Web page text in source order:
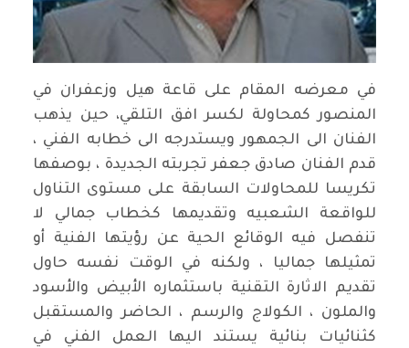
في معرضه المقام على قاعة هيل وزعفران في
المنصور كمحاولة لكسر افق التلقي، حين يذهب
الفنان الى الجمهور ويستدرجه الى خطابه الفني ،
قدم الفنان صادق جعفر تجربته الجديدة ، بوصفها
تكريسا للمحاولات السابقة على مستوى التناول
للواقعة الشعبيه وتقديمها كخطاب جمالي لا
تنفصل فيه الوقائع الحية عن رؤيتها الفنية أو
تمثيلها جماليا ، ولكنه في الوقت نفسه حاول
تقديم الاثارة التقنية باستثماره الأبيض والأسود
والملون ، الكولاج والرسم ، الحاضر والمستقبل
كثنائيات بنائية يستند اليها العمل الفني في